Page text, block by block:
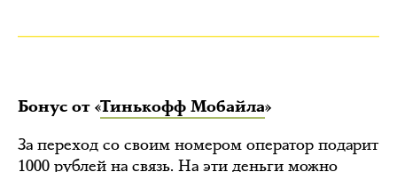
Бонус от «Тинькофф Мобайла»
За переход со своим номером оператор подарит
1000 рублей на связь. На эти деньги можно